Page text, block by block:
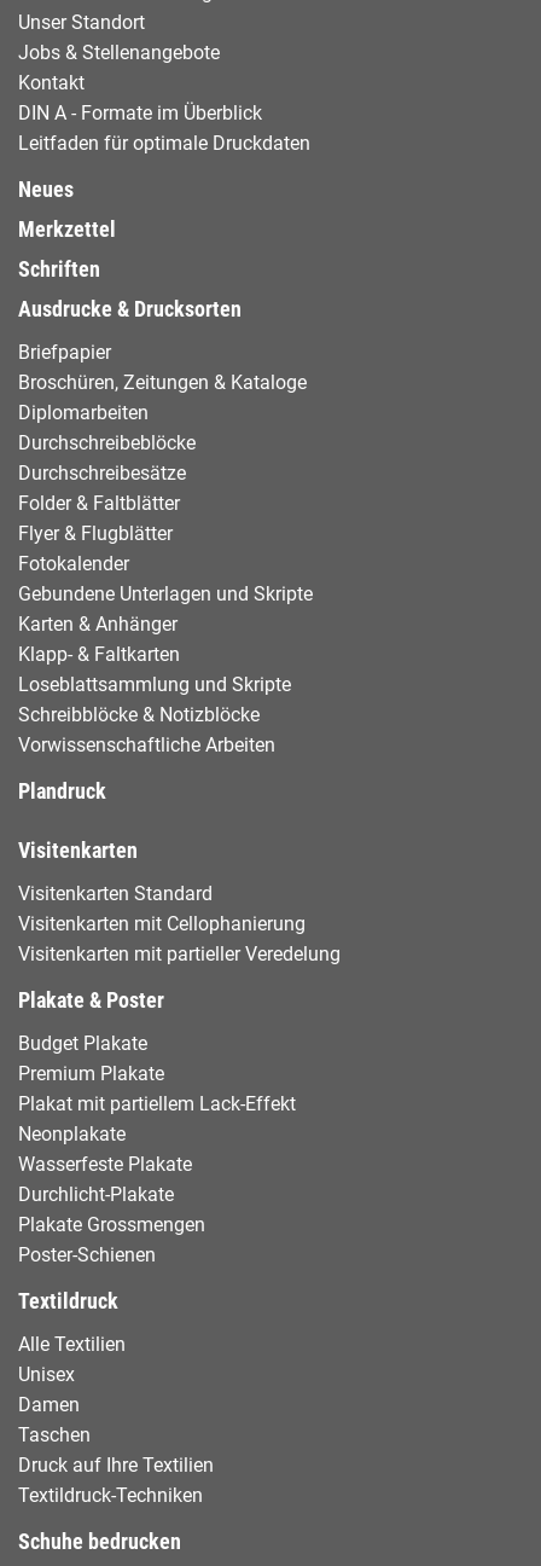
Unser Standort
Jobs & Stellenangebote
Kontakt
DIN A - Formate im Überblick
Leitfaden für optimale Druckdaten
Neues
Merkzettel
Schriften
Ausdrucke & Drucksorten
Briefpapier
Broschüren, Zeitungen & Kataloge
Diplomarbeiten
Durchschreibeblöcke
Durchschreibesätze
Folder & Faltblätter
Flyer & Flugblätter
Fotokalender
Gebundene Unterlagen und Skripte
Karten & Anhänger
Klapp- & Faltkarten
Loseblattsammlung und Skripte
Schreibblöcke & Notizblöcke
Vorwissenschaftliche Arbeiten
Plandruck
Visitenkarten
Visitenkarten Standard
Visitenkarten mit Cellophanierung
Visitenkarten mit partieller Veredelung
Plakate & Poster
Budget Plakate
Premium Plakate
Plakat mit partiellem Lack-Effekt
Neonplakate
Wasserfeste Plakate
Durchlicht-Plakate
Plakate Grossmengen
Poster-Schienen
Textildruck
Alle Textilien
Unisex
Damen
Taschen
Druck auf Ihre Textilien
Textildruck-Techniken
Schuhe bedrucken